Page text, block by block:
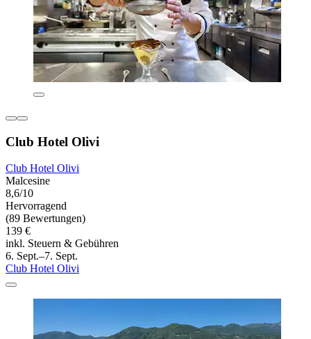
Club Hotel Olivi
Club Hotel Olivi
Malcesine
8,6/10
Hervorragend
(89 Bewertungen)
139 €
inkl. Steuern & Gebühren
6. Sept.–7. Sept.
Club Hotel Olivi